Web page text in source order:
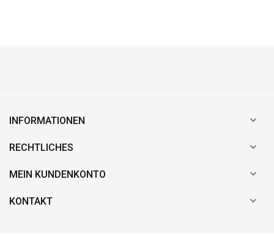
INFORMATIONEN 
RECHTLICHES 
MEIN KUNDENKONTO 
KONTAKT 